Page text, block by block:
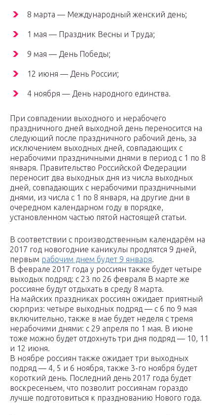
8 марта — Международный женский день;
1 мая — Праздник Весны и Труда;
9 мая — День Победы;
12 июня — День России;
4 ноября — День народного единства.
При совпадении выходного и нерабочего
праздничного дней выходной день переносится на
следующий после праздничного рабочий день, за
исключением выходных дней, совпадающих с
нерабочими праздничными днями в период с 1 по 8
января. Правительство Российской Федерации
переносит два выходных дня из числа выходных
дней, совпадающих с нерабочими праздничными
днями, из числа с 1 по 8 января, на другие дни в
очередном календарном году в порядке,
установленном частью пятой настоящей статьи.
В соответствии с производственным календарём на
2017 год новогодние каникулы продлятся 9 дней,
первым рабочим днем будет 9 января.
В феврале 2017 года у россиян также будет четыре
выходых подряд: с 23 по 26 февраля В марте же
россияне будут отдыхать в среду 8 марта.
На майских праздниках россиян ожидает приятный
сюрприз: четыре выходных подряд — с 6 по 9 мая
включительно, также в мае будет неделя с тремя
нерабочими днями: с 29 апреля по 1 мая. В июне
тоже можно будет отдохнуть три дня подряд — 10, 11
и 12 июня.
В ноябре россиян также ожидает три выходных
подряд — 4, 5 и 6 ноября, также 3-го ноября будет
короткий день. Последний день 2017 года будет
воскресеньем, что позволит россиянам гораздо
лучше подготовиться к празднованию Нового года.